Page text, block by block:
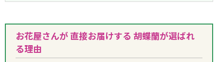
お花屋さんが 直接お届けする 胡蝶蘭が選ばれ
る理由